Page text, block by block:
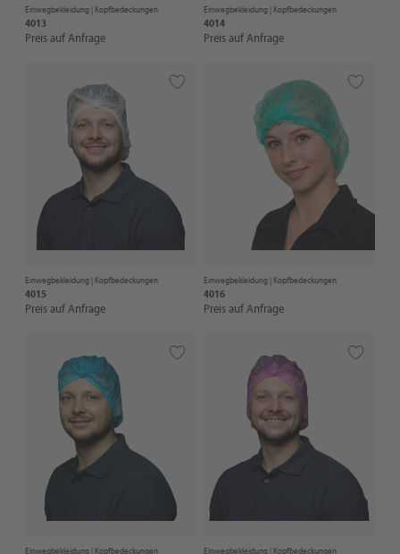
Einwegbekleidung | Kopfbedeckungen
4013
Preis auf Anfrage
Einwegbekleidung | Kopfbedeckungen
4014
Preis auf Anfrage
Einwegbekleidung | Kopfbedeckungen
4015
Preis auf Anfrage
Einwegbekleidung | Kopfbedeckungen
4016
Preis auf Anfrage
Einwegbekleidung | Kopfbedeckungen Einwegbekleidung | Kopfbedeckungen